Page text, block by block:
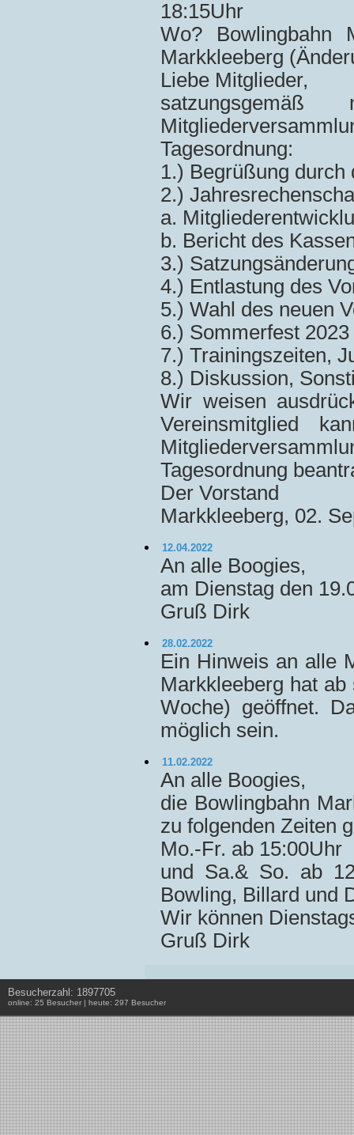
18:15Uhr
Wo? Bowlingbahn
Markkleeberg
Liebe Mitglieder,
Tagesordnung:
1.) Begrüßung durch
2.)
a.
b. Bericht des
3.)
4.) Entlastung des
5.) Wahl des neuen
6.) Sommerfest 2023
7.) Trainingszeiten,
8.) Diskussion,
Wir weisen
Vereinsmitglied
Tagesordnung
Der Vorstand
Markkleeberg, 02.
12.04.2022
An alle Boogies,
am Dienstag den
Gruß Dirk
28.02.2022
Ein Hinweis an alle
Markkleeberg hat
Woche) geöffnet.
möglich sein.
11.02.2022
An alle Boogies,
die Bowlingbahn
zu folgenden Zeiten
Mo.-Fr. ab 15:00Uhr
und Sa.& So. ab
Bowling, Billard und
Wir können
Gruß Dirk
Besucherzahl: 1897705
online: 25 Besucher | heute: 297 Besucher